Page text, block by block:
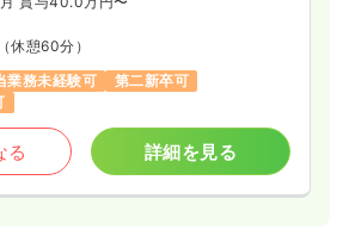
（休憩60分）
業務未経験可
第二新卒可
る 詳細を見る